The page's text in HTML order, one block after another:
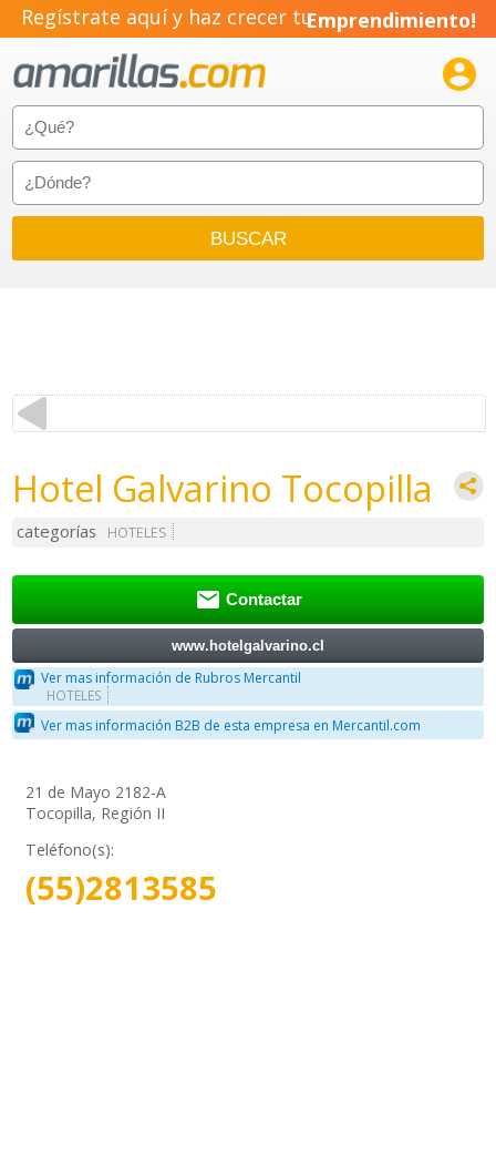
Regístrate aquí y haz crecer tuEmprendimiento!

Hotel Galvarino Tocopilla
categorías HOTELES
 Contactar
www.hotelgalvarino.cl
Ver mas información de Rubros Mercantil
HOTELES
Ver mas información B2B de esta empresa en Mercantil.com
21 de Mayo 2182-A
Tocopilla, Región II
Teléfono(s):
(55)2813585